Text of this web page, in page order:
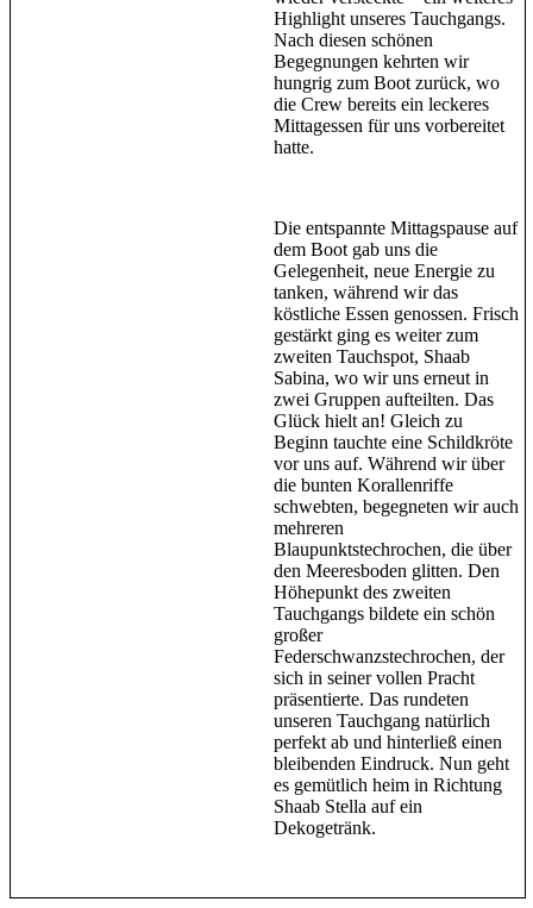
Highlight unseres Tauchgangs.
Nach diesen schönen
Begegnungen kehrten wir
hungrig zum Boot zurück, wo
die Crew bereits ein leckeres
Mittagessen für uns vorbereitet
hatte.
Die entspannte Mittagspause auf
dem Boot gab uns die
Gelegenheit, neue Energie zu
tanken, während wir das
köstliche Essen genossen. Frisch
gestärkt ging es weiter zum
zweiten Tauchspot, Shaab
Sabina, wo wir uns erneut in
zwei Gruppen aufteilten. Das
Glück hielt an! Gleich zu
Beginn tauchte eine Schildkröte
vor uns auf. Während wir über
die bunten Korallenriffe
schwebten, begegneten wir auch
mehreren
Blaupunktstechrochen, die über
den Meeresboden glitten. Den
Höhepunkt des zweiten
Tauchgangs bildete ein schön
großer
Federschwanzstechrochen, der
sich in seiner vollen Pracht
präsentierte. Das rundeten
unseren Tauchgang natürlich
perfekt ab und hinterließ einen
bleibenden Eindruck. Nun geht
es gemütlich heim in Richtung
Shaab Stella auf ein
Dekogetränk.